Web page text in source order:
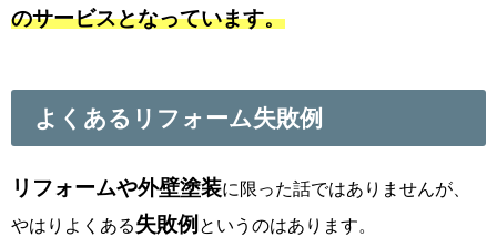
のサービスとなっています。
よくあるリフォーム失敗例
リフォームや外壁塗装に限った話ではありませんが、
やはりよくある失敗例 というのはあります。